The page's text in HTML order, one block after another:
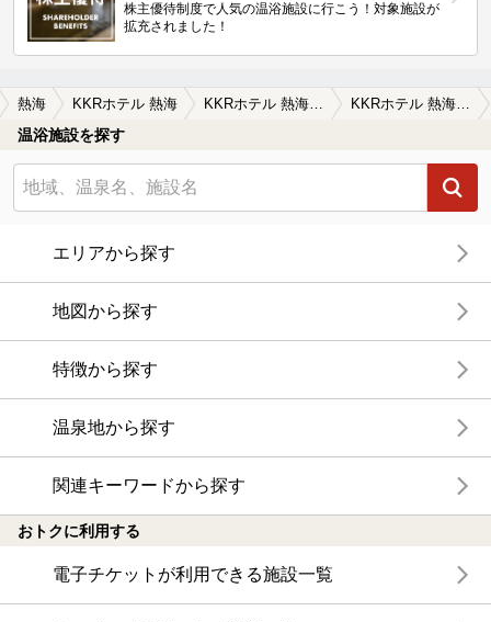
株主優待制度で人気の温浴施設に行こう！対象施設が
拡充されました！
熱海 KKRホテル 熱海 KKRホテル 熱海の口コミ一覧 KKRホテル 熱海の口コミ 熱海駅から徒歩圏内で行けます。露天風呂…
温浴施設を探す
エリアから探す
地図から探す
特徴から探す
温泉地から探す
関連キーワードから探す
おトクに利用する
電子チケットが利用できる施設一覧